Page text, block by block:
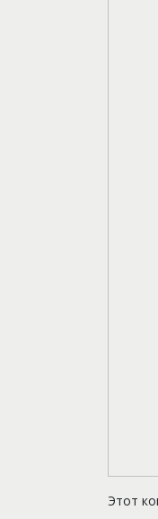
Этот